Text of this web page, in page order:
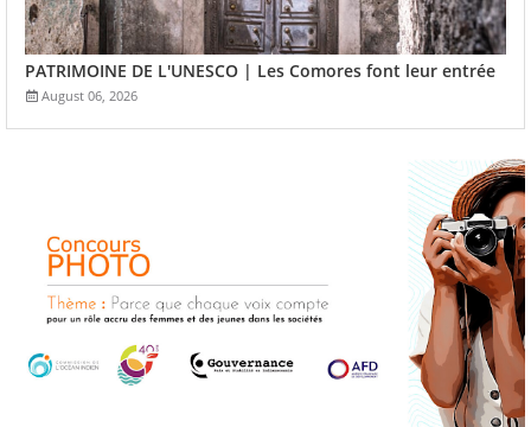
PATRIMOINE DE L'UNESCO | Les Comores font leur entrée
August 06, 2026